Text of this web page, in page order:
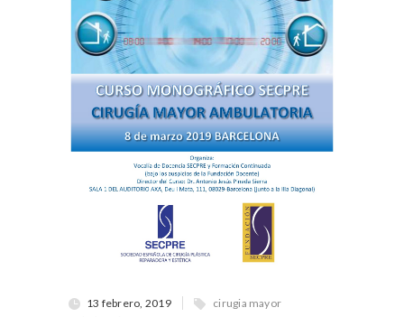
13 febrero, 2019
cirugia mayor